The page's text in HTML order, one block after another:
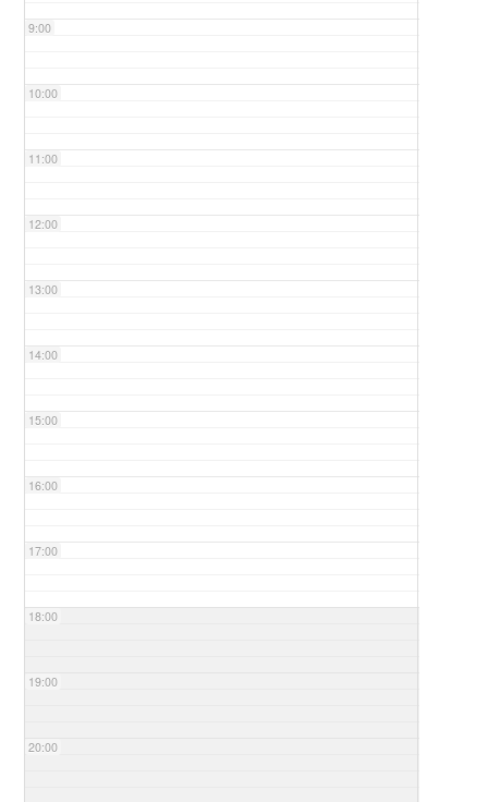
9:00
10:00
11:00
12:00
13:00
14:00
15:00
16:00
17:00
18:00
19:00
20:00